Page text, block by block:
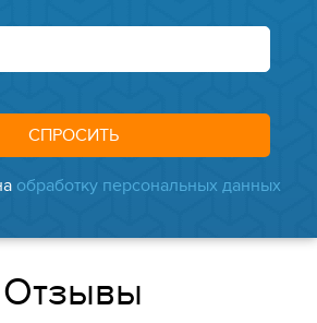
обработку персональных данных
Отзывы